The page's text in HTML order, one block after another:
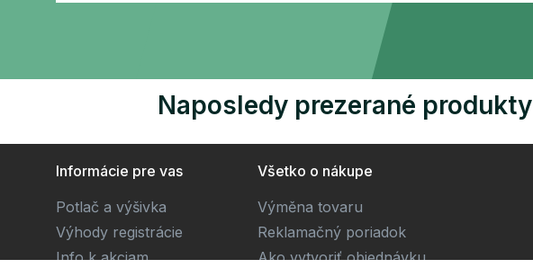
Naposledy prezerané produkty
Informácie pre vas
Potlač a výšivka
Výhody registrácie
Info k akciam
Všetko o nákupe
Výměna tovaru
Reklamačný poriadok
Ako vytvoriť objednávku